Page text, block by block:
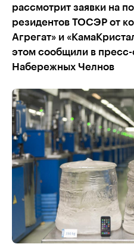
рассмотрит заявки на
резидентов ТОСЭР от
Агрегат» и
этом сообщили в
Набережных Челнов